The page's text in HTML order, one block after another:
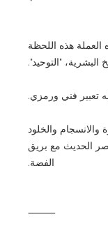
العملة هذه اللحظة
البشرية، "التوحيد".
تعبير فني ورمزي.
والخلود
الحديث مع بريق
الفضة.
⸻